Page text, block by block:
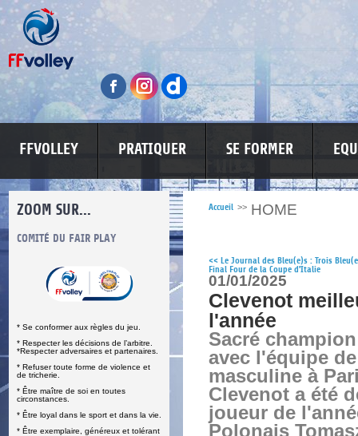
FFVOLLEY PRATIQUER SE FORMER
ZOOM SUR...
COMITÉ DU FAIR PLAY
* Se conformer aux règles du jeu.
* Respecter les décisions de l’arbitre.
*Respecter adversaires et partenaires.
* Refuser toute forme de violence et
de tricherie.
* Être maître de soi en toutes
circonstances.
* Être loyal dans le sport et dans la vie.
* Être exemplaire, généreux et tolérant
LUTTE CONTRE LES VIOLENCES
Accueil >> HOME
<< Le Journal des Bleu(e)s : Trois
Final Four de la Coupe d'Italie
01/01/2025
Clevenot
l'année
Sacré
avec l'équipe
masculine à
Clevenot a été
joueur de
Polonais